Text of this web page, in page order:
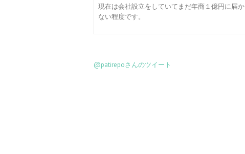
現在は会社設立をしていてまだ年商１億円に届か
ない程度です。
@patirepoさんのツイート